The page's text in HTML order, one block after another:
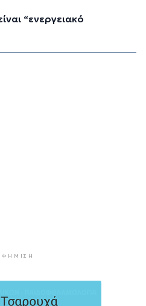
“ενεργειακό
Σήμερα οι αιτήσεις
9 ή 0